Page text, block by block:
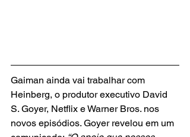
Gaiman ainda vai trabalhar com
Heinberg, o produtor executivo David
S. Goyer, Netflix e Warner Bros. nos
novos episódios. Goyer revelou em um